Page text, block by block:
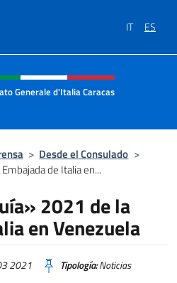
IT ES
sitio web,
Generale d'Italia Caracas
> Desde el Consulado >
de Italia en...
2021 de la
en Venezuela
2021 Tipología:Noticias